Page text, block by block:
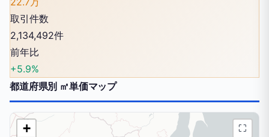
取引件数
2,134,492件
前年比
+5.9%
都道府県別 ㎡単価マップ
+
⛶